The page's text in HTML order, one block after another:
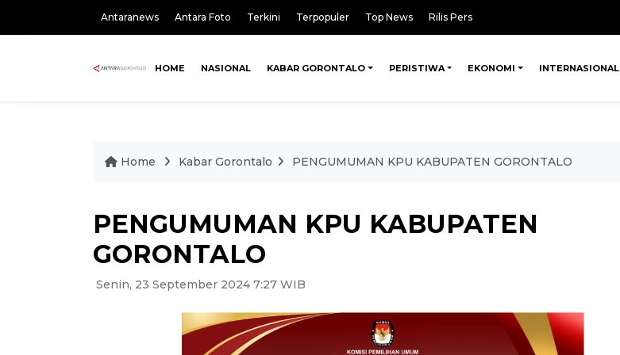
Antaranews Antara Foto Terkini Terpopuler Top News Rilis Pers
HOME NASIONAL KABAR GORONTALO PERISTIWA EKONOMI INTERNASIONAL
Home Kabar Gorontalo PENGUMUMAN KPU KABUPATEN GORONTALO
PENGUMUMAN KPU KABUPATEN
GORONTALO
Senin, 23 September 2024 7:27 WIB